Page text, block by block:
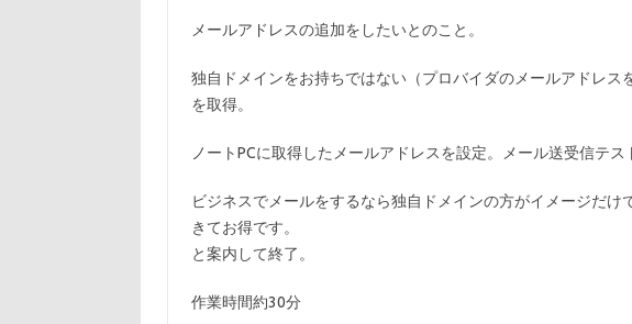
メールアドレスの追加をしたいとのこと。
独自ドメインをお持ちではない（プロバイダのメールアドレス
を取得。
ノートPCに取得したメールアドレスを設定。メール送受信テス
ビジネスでメールをするなら独自ドメインの方がイメージだ
きてお得です。
と案内して終了。
作業時間約30分